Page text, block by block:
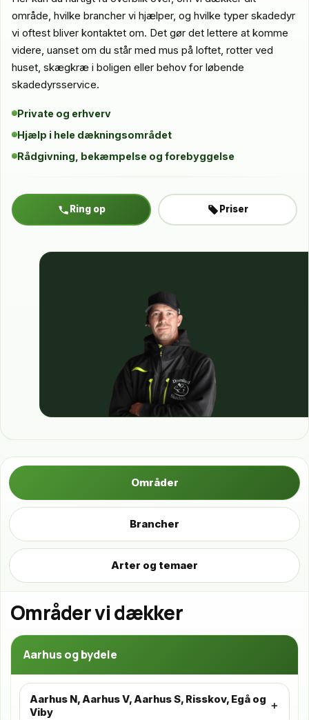
område, hvilke brancher vi hjælper, og hvilke typer skadedyr
vi oftest bliver kontaktet om. Det gør det lettere at komme
videre, uanset om du står med mus på loftet, rotter ved
huset, skægkræ i boligen eller behov for løbende
skadedyrsservice.
Private og erhverv
Hjælp i hele dækningsområdet
Rådgivning, bekæmpelse og forebyggelse
Ring op Priser
Områder
Brancher
Arter og temaer
Områder vi dækker
Aarhus og bydele
Aarhus N, Aarhus V, Aarhus S, Risskov, Egå og
Viby